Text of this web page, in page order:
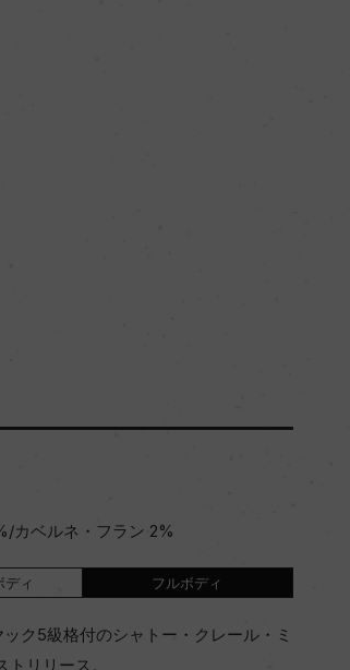
カベルネ・フラン 2%
ディ フルボディ
ク5級格付のシャトー・クレール・ミ
リリース。